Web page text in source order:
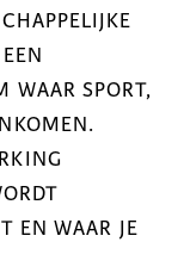
WAAR SPORT,
EN WAAR JE